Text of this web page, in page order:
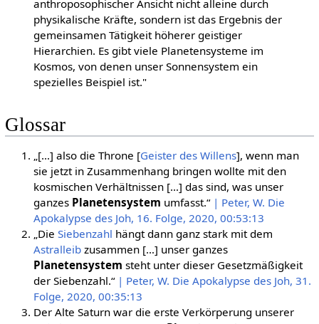
anthroposophischer Ansicht nicht alleine durch
physikalische Kräfte, sondern ist das Ergebnis der
gemeinsamen Tätigkeit höherer geistiger
Hierarchien. Es gibt viele Planetensysteme im
Kosmos, von denen unser Sonnensystem ein
spezielles Beispiel ist."
Glossar
„[…] also die Throne [Geister des Willens], wenn man
sie jetzt in Zusammenhang bringen wollte mit den
kosmischen Verhältnissen […] das sind, was unser
ganzes Planetensystem umfasst.“ | Peter, W. Die
Apokalypse des Joh, 16. Folge, 2020, 00:53:13
„Die Siebenzahl hängt dann ganz stark mit dem
Astralleibzusammen […] unser ganzes
Planetensystem steht unter dieser Gesetzmäßigkeit
der Siebenzahl.“ | Peter, W. Die Apokalypse des Joh, 31.
Folge, 2020, 00:35:13
Der Alte Saturn war die erste Verkörperung unserer